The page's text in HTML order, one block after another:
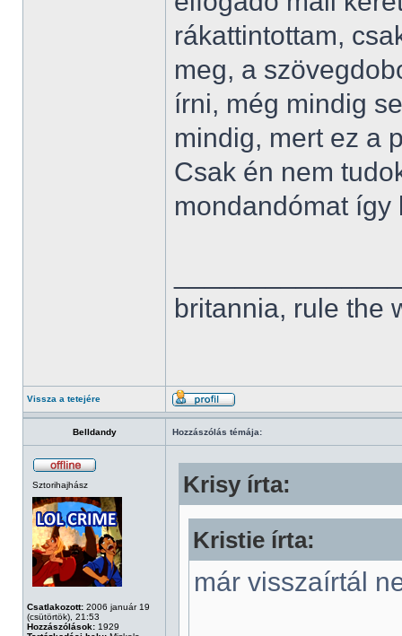
rákattintottam,
meg, a
írni, még mindig
mindig, mert ez a
Csak én nem
mondandómat így
britannia, rule the
Vissza a tetejére
Belldandy Hozzászólás témája:
Sztorihajhász
Csatlakozott: 2006 január 19
(csütörtök), 21:53
Hozzászólások: 1929
Krisy írta:
Kristie írta:
már visszaírtál